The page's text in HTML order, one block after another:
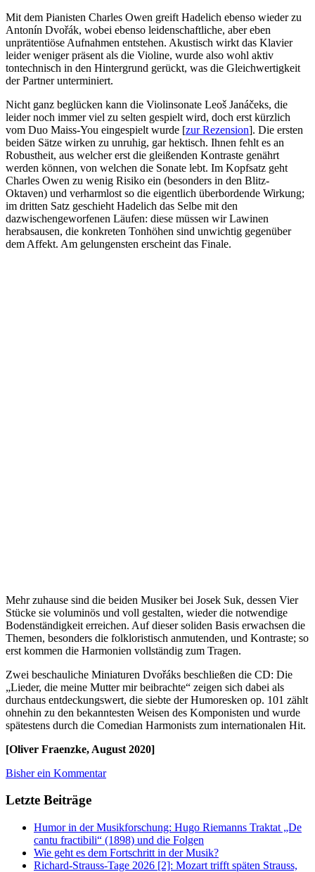
Mit dem Pianisten Charles Owen greift Hadelich ebenso wieder zu
Antonín Dvořák, wobei ebenso leidenschaftliche, aber eben
unprätentiöse Aufnahmen entstehen. Akustisch wirkt das Klavier
leider weniger präsent als die Violine, wurde also wohl aktiv
tontechnisch in den Hintergrund gerückt, was die Gleichwertigkeit
der Partner unterminiert.
Nicht ganz beglücken kann die Violinsonate Leoš Janáčeks, die
leider noch immer viel zu selten gespielt wird, doch erst kürzlich
vom Duo Maiss-You eingespielt wurde [zur Rezension]. Die ersten
beiden Sätze wirken zu unruhig, gar hektisch. Ihnen fehlt es an
Robustheit, aus welcher erst die gleißenden Kontraste genährt
werden können, von welchen die Sonate lebt. Im Kopfsatz geht
Charles Owen zu wenig Risiko ein (besonders in den Blitz-
Oktaven) und verharmlost so die eigentlich überbordende Wirkung;
im dritten Satz geschieht Hadelich das Selbe mit den
dazwischengeworfenen Läufen: diese müssen wir Lawinen
herabsausen, die konkreten Tonhöhen sind unwichtig gegenüber
dem Affekt. Am gelungensten erscheint das Finale.
Mehr zuhause sind die beiden Musiker bei Josek Suk, dessen Vier
Stücke sie voluminös und voll gestalten, wieder die notwendige
Bodenständigkeit erreichen. Auf dieser soliden Basis erwachsen die
Themen, besonders die folkloristisch anmutenden, und Kontraste; so
erst kommen die Harmonien vollständig zum Tragen.
Zwei beschauliche Miniaturen Dvořáks beschließen die CD: Die
„Lieder, die meine Mutter mir beibrachte“ zeigen sich dabei als
durchaus entdeckungswert, die siebte der Humoresken op. 101 zählt
ohnehin zu den bekanntesten Weisen des Komponisten und wurde
spätestens durch die Comedian Harmonists zum internationalen Hit.
[Oliver Fraenzke, August 2020]
Bisher ein Kommentar
Letzte Beiträge
Humor in der Musikforschung: Hugo Riemanns Traktat „De
cantu fractibili“ (1898) und die Folgen
Wie geht es dem Fortschritt in der Musik?
Richard-Strauss-Tage 2026 [2]: Mozart trifft späten Strauss,